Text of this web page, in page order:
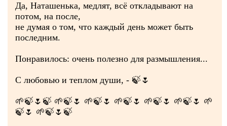
Да, Наташенька, медлят, всё откладывают на
потом, на после,
не думая о том, что каждый день может быть
последним.
Понравилось: очень полезно для размышления...
С любовью и теплом души, - 🍃🌷
🌱🍃🌷🍃 🌱🍃🌷 🌱🍃🌷 🌱🍃🌷 🌱🍃🌷 🌱🍃🌷 🌱
🍃🌷 🌱🍃🌷🍃